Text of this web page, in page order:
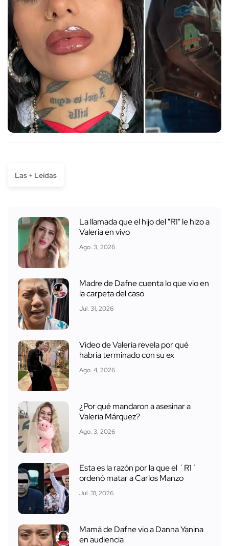
Las + Leídas
La llamada que el hijo del "R1" le hizo a
Valeria en vivo
Ago. 3, 2026
Madre de Dafne cuenta lo que vio en
la carpeta del caso
Jul. 31, 2026
Video de Valeria revela por qué
habría terminado con su ex
Ago. 4, 2026
¿Por qué mandaron a asesinar a
Valeria Márquez?
Ago. 3, 2026
Esta es la razón por la que el ´R1´
ordenó matar a Carlos Manzo
Jul. 31, 2026
Mamá de Dafne vio a Danna Yanina
en audiencia